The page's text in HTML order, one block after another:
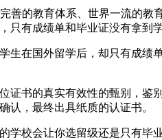
善的教育体系、世界一流的
有成绩单和毕业证没有拿到
在国外留学后，却只有成绩
证书的真实有效性的甄别，鉴
认，最终出具纸质的认证书。
校会让你选留级还是只有毕